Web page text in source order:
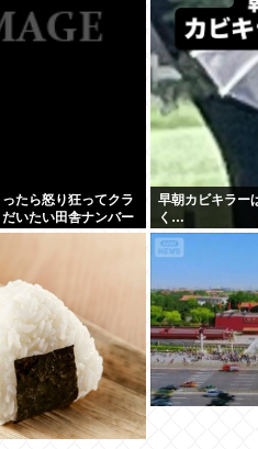
たら怒り狂ってクラ
いたい田舎ナンバー
早朝カビキラー
く…